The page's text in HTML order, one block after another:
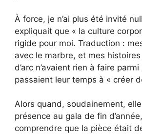
À force, je n’ai plus été invité
expliquait que « la culture
rigide pour moi. Traduction :
avec le marbre, et mes
d’arc n’avaient rien à faire
passaient leur temps à « créer
Alors quand, soudainement,
présence au gala de fin
comprendre que la pièce était